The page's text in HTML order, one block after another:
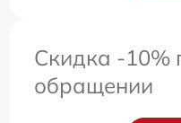
Скидка -10%
обращении